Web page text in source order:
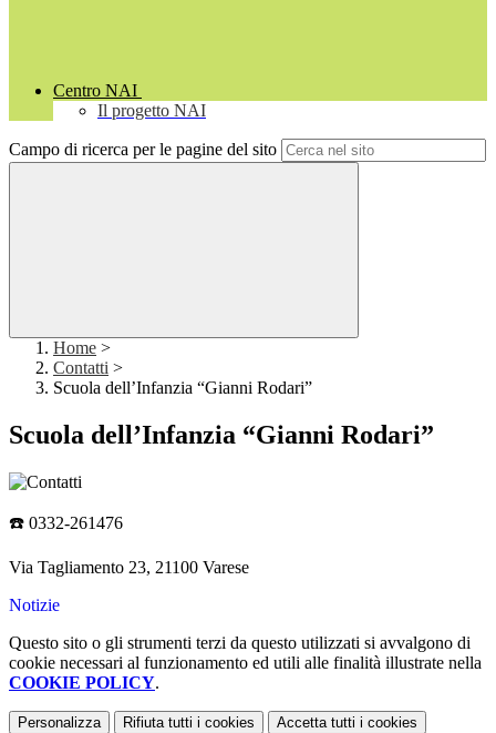
Centro NAI
Il progetto NAI
Campo di ricerca per le pagine del sito
Home >
Contatti >
Scuola dell’Infanzia “Gianni Rodari”
Scuola dell’Infanzia “Gianni Rodari”
☎️ 0332-261476
Via Tagliamento 23, 21100 Varese
Notizie
Questo sito o gli strumenti terzi da questo utilizzati si avvalgono di
cookie necessari al funzionamento ed utili alle finalità illustrate nella
COOKIE POLICY.
Personalizza Rifiuta tutti i cookies Accetta tutti i cookies